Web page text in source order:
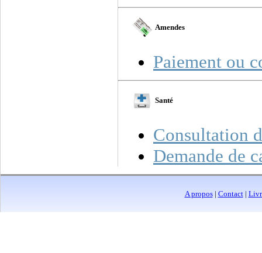
Amendes
Paiement ou
Santé
Consultation
Demande de
A propos| Contact|